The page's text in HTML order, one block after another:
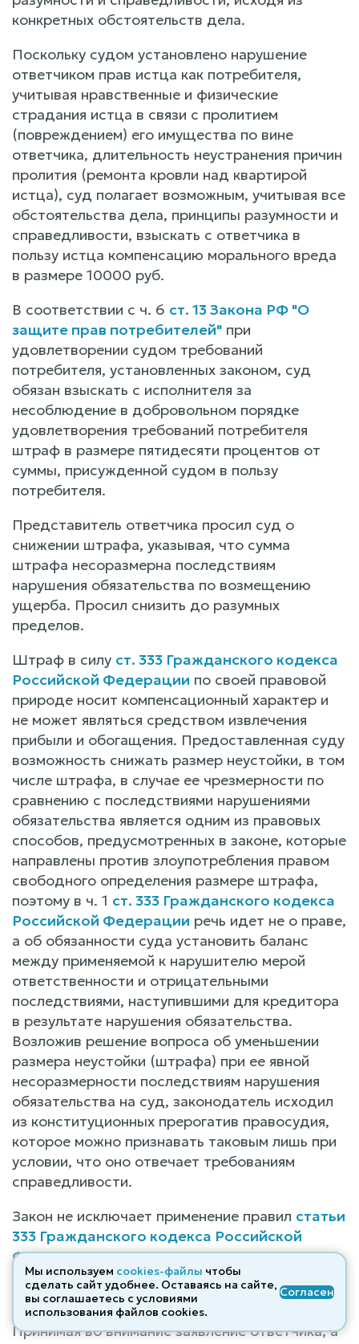
конкретных обстоятельств дела.
Поскольку судом установлено нарушение
ответчиком прав истца как потребителя,
учитывая нравственные и физические
страдания истца в связи с пролитием
(повреждением) его имущества по вине
ответчика, длительность неустранения причин
пролития (ремонта кровли над квартирой
истца), суд полагает возможным, учитывая все
обстоятельства дела, принципы разумности и
справедливости, взыскать с ответчика в
пользу истца компенсацию морального вреда
в размере 10000 руб.
В соответствии с ч. 6 ст. 13 Закона РФ "О
защите прав потребителей" при
удовлетворении судом требований
потребителя, установленных законом, суд
обязан взыскать с исполнителя за
несоблюдение в добровольном порядке
удовлетворения требований потребителя
штраф в размере пятидесяти процентов от
суммы, присужденной судом в пользу
потребителя.
Представитель ответчика просил суд о
снижении штрафа, указывая, что сумма
штрафа несоразмерна последствиям
нарушения обязательства по возмещению
ущерба. Просил снизить до разумных
пределов.
Штраф в силу ст. 333 Гражданского кодекса
Российской Федерации по своей правовой
природе носит компенсационный характер и
не может являться средством извлечения
прибыли и обогащения. Предоставленная суду
возможность снижать размер неустойки, в том
числе штрафа, в случае ее чрезмерности по
сравнению с последствиями нарушениями
обязательства является одним из правовых
способов, предусмотренных в законе, которые
направлены против злоупотребления правом
свободного определения размере штрафа,
поэтому в ч. 1 ст. 333 Гражданского кодекса
Российской Федерации речь идет не о праве,
а об обязанности суда установить баланс
между применяемой к нарушителю мерой
ответственности и отрицательными
последствиями, наступившими для кредитора
в результате нарушения обязательства.
Возложив решение вопроса об уменьшении
размера неустойки (штрафа) при ее явной
несоразмерности последствиям нарушения
обязательства на суд, законодатель исходил
из конституционных прерогатив правосудия,
которое можно признавать таковым лишь при
условии, что оно отвечает требованиям
справедливости.
Закон не исключает применение правил статьи
333 Гражданского кодекса Российской
Федерациик штрафу, установленному
пунктом 6статьи 13 Закона о защите прав
потребителей.
Принимая во внимание заявление ответчика, а
Мы используем cookies-файлы чтобы
сделать сайт удобнее. Оставаясь на сайте,
вы соглашаетесь с условиями
использования файлов cооkies.
Согласен